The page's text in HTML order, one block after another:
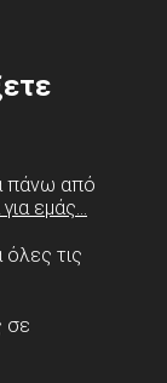
πάνω από
εμάς...
όλες τις
σε